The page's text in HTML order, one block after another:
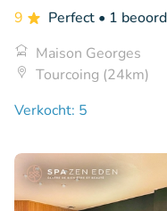
9 Perfect • 1
Maison Georges
Tourcoing (24km)
Verkocht: 5